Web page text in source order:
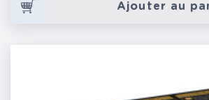
Ajouter au